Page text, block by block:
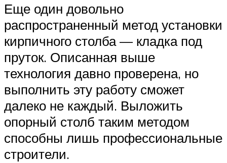
Еще один довольно
распространенный метод установки
кирпичного столба — кладка под
пруток. Описанная выше
технология давно проверена, но
выполнить эту работу сможет
далеко не каждый. Выложить
опорный столб таким методом
способны лишь профессиональные
строители.